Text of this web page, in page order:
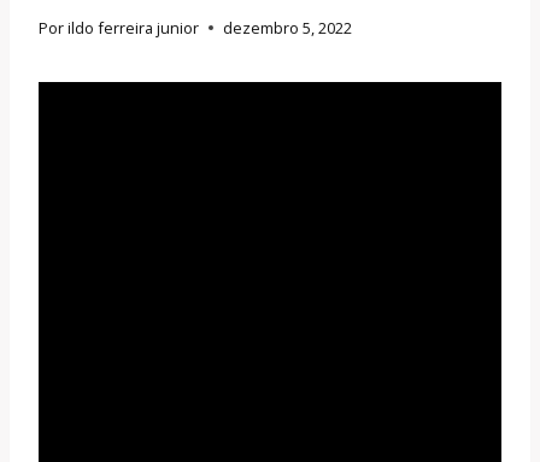
Porildo ferreira junior dezembro 5, 2022